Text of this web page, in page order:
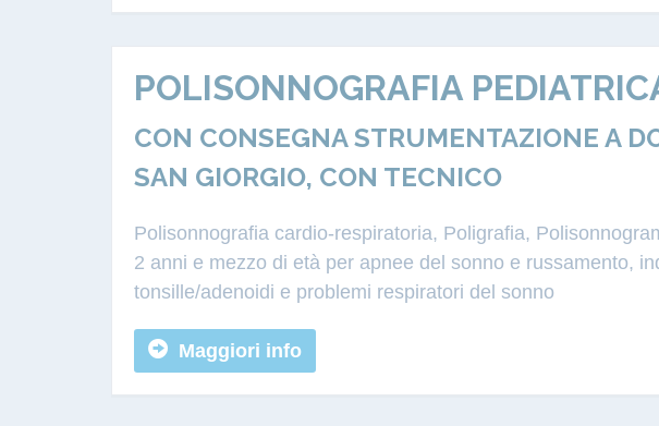
POLISONNOGRAFIA
CON CONSEGNA STRUMENTAZIONE A
SAN GIORGIO, CON TECNICO
Polisonnografia cardio-respiratoria, Poligrafia,
2 anni e mezzo di età per apnee del sonno e russamento,
tonsille/adenoidi e problemi respiratori del sonno
Maggiori info